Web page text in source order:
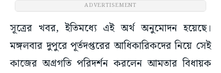
ADVERTISEMENT
সূত্রের খবর, ইতিমধ্যে এই অর্থ অনুমোদন হয়েছে।
মঙ্গলবার দুপুরে পূর্তদপ্তরের আধিকারিকদের নিয়ে সেই
কাজের অগ্রগতি পরিদর্শন করলেন আমতার বিধায়ক